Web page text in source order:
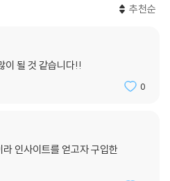
민)사회’를 구성하는 주요 축은 서로
업 시스템을 발전시켜왔고, 근대화 과
실로 이식시켰다. 부장님이 사사건건
는가. 집 안에서뿐 아니라 직장에서도
상을 적나라하게 집안 전체에 드러내고
의자가 남 신경 안 쓰고 하고 싶은 일
아니다. 서로가 촘촘하게 엮여 타인
으로 구성되어 있다. 먼저 「프롤로그」
국가의 기원」은 한반도의 고대 및 전근
서 재난 극복 및 구휼 시스템이 어떻
를 통해 분석한다. 2장 「벼농사 생산체
농사 체제의 협업 시스템이 어떻게 작동
는 재난 시기 이 협업 시스템이 어떻게
대응 시스템을 분석한다. 이어서 4장
학」은 벼농사와 밀농사 체제하에서 불
추천순
이 될 것 같습니다!!
0
인사이트를 얻고자 구입한